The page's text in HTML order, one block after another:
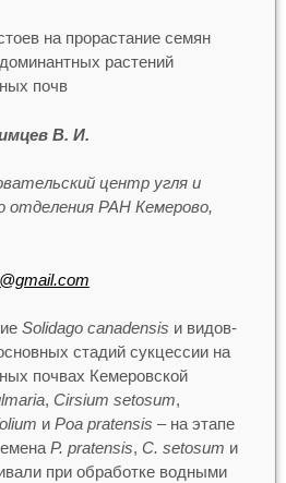
на прорастание семян
растений
почв
В. И.
центр угля и
отделения РАН Кемерово,
Solidago canadensis и видов-
стадий сукцессии на
почвах Кемеровской
, Cirsium setosum,
и Poa pratensis – на этапе
P. pratensis, C. setosum и
при обработке водными